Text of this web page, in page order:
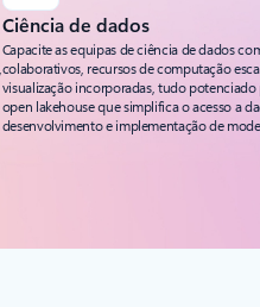
Ciência de dados
Capacite as equipas de ciência de dados
colaborativos, recursos de computação
visualização incorporadas, tudo
open lakehouse que simplifica o acesso a
desenvolvimento e implementação de